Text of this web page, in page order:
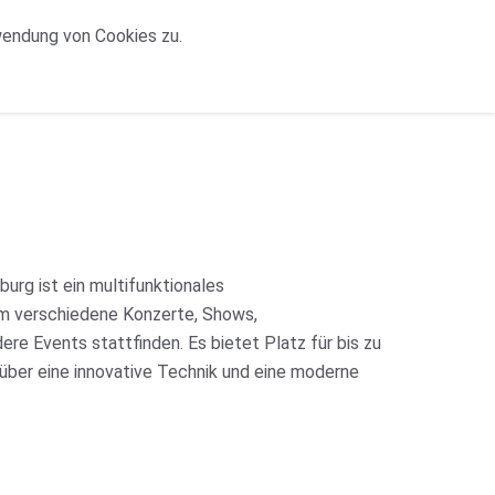
ist ein multifunktionales
verschiedene Konzerte, Shows,
Events stattfinden. Es bietet Platz für bis zu
eine innovative Technik und eine moderne
von Cookies zu.